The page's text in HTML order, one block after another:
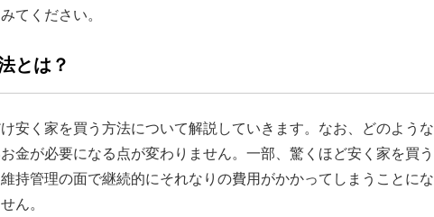
てください。
とは？
安く家を買う方法について解説していきます。なお、どのよう
金が必要になる点が変わりません。一部、驚くほど安く家を買
持管理の面で継続的にそれなりの費用がかかってしまうことに
ん。